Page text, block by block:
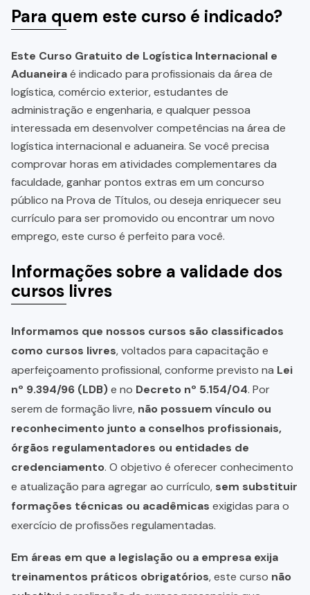
Para quem este curso é indicado?
Este Curso Gratuito de Logística Internacional e
Aduaneiraé indicado para profissionais da área de
logística, comércio exterior, estudantes de
administração e engenharia, e qualquer pessoa
interessada em desenvolver competências na área de
logística internacional e aduaneira. Se você precisa
comprovar horas em atividades complementares da
faculdade, ganhar pontos extras em um concurso
público na Prova de Títulos, ou deseja enriquecer seu
currículo para ser promovido ou encontrar um novo
emprego, este curso é perfeito para você.
Informações sobre a validade dos
cursos livres
Informamos que nossos cursos são classificados
como cursos livres, voltados para capacitação e
aperfeiçoamento profissional, conforme previsto na Lei
nº 9.394/96 (LDB)e no Decreto nº 5.154/04. Por
serem de formação livre, não possuem vínculo ou
reconhecimento junto a conselhos profissionais,
órgãos regulamentadores ou entidades de
credenciamento. O objetivo é oferecer conhecimento
e atualização para agregar ao currículo, sem substituir
formações técnicas ou acadêmicas exigidas para o
exercício de profissões regulamentadas.
Em áreas em que a legislação ou a empresa exija
treinamentos práticos obrigatórios, este curso não